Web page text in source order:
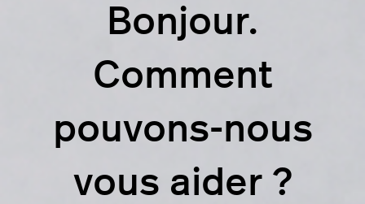
Bonjour.
Comment
pouvons-nous
vous aider ?